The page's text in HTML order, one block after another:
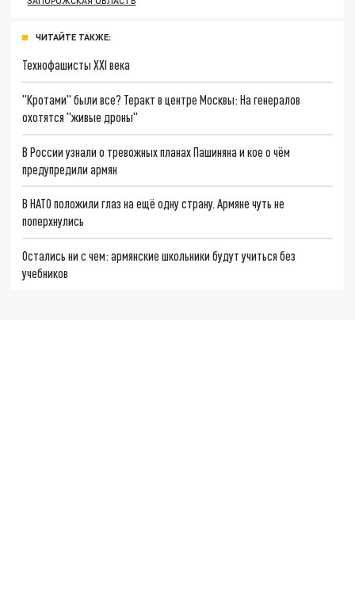
ЧИТАЙТЕ ТАКЖЕ:
Технофашисты XXI века
"Кротами" были все? Теракт в центре Москвы: На генералов
охотятся "живые дроны"
В России узнали о тревожных планах Пашиняна и кое о чём
предупредили армян
В НАТО положили глаз на ещё одну страну. Армяне чуть не
поперхнулись
Остались ни с чем: армянские школьники будут учиться без
учебников